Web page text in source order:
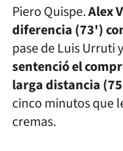
Piero Quispe.Alex
diferencia (73')
pase de Luis Urruti y
sentenció el
larga distancia
cinco minutos que
cremas.